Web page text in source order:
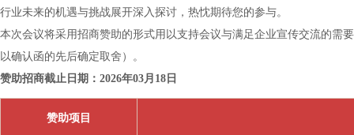
青岛金王国际贸易有限公司
塞拉尼斯（中国）投资有限公司
三江化工有限公司
山东华鲁国际贸易有限公司
行业未来的机遇与挑战展开深入探讨，热忱期待您的参与。
本次会议将采用招商赞助的形式用以支持会议与满足企业宣传交流的需
以确认函的先后确定取舍）。
赞助招商截止日期：2026年03月18日
赞助项目